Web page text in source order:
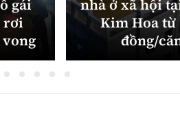
gái
rơi
nhà ở xã hội
Kim Hoa từ
đồng/